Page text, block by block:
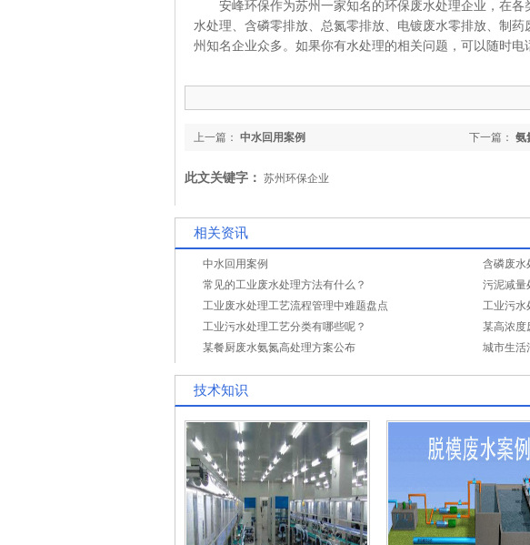
安峰环保作为苏州一家知名的环保废水处理企业，在各
水处理、含磷零排放、总氮零排放、电镀废水零排放、制
州知名企业众多。如果你有水处理的相关问题，可以随时电
下一篇： 氨
上一篇： 中水回用案例
此文关键字： 苏州环保企业
相关资讯
中水回用案例
含磷废水
常见的工业废水处理方法有什么？
污泥减量
工业废水处理工艺流程管理中难题盘点
工业污水
工业污水处理工艺分类有哪些呢？
某高浓度
某餐厨废水氨氮高处理方案公布
城市生活
技术知识